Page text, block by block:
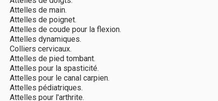
Attelles de main.
Attelles de poignet.
Attelles de coude pour la flexion.
Attelles dynamiques.
Colliers cervicaux.
Attelles de pied tombant.
Attelles pour la spasticité.
Attelles pour le canal carpien.
Attelles pédiatriques.
Attelles pour l'arthrite.